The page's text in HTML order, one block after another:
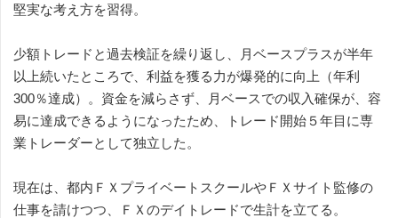
堅実な考え方を習得。
少額トレードと過去検証を繰り返し、月ベースプラスが半年
以上続いたところで、利益を獲る力が爆発的に向上（年利
300％達成）。資金を減らさず、月ベースでの収入確保が、容
易に達成できるようになったため、トレード開始５年目に専
業トレーダーとして独立した。
現在は、都内ＦＸプライベートスクールやＦＸサイト監修の
仕事を請けつつ、ＦＸのデイトレードで生計を立てる。